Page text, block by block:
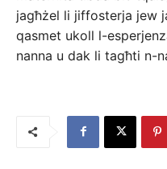
jagħżel li jiffosterja jew
qasmet ukoll l-
nanna u dak li tagħti n-